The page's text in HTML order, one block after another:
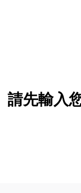
新增/刪除選項
請先輸入